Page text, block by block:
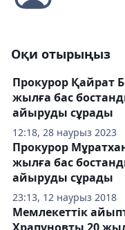
Оқи отырыңыз
12:18, 28 наурыз 2023
Прокурор Қайрат
жылға бас
айыруды сұрады
23:13, 12 наурыз 2018
Прокурор
жылға бас
айыруды сұрады
Мемлекеттік